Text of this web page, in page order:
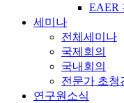
EAER
세미나
전체세미나
국제회의
국내회의
전문가 초청
연구원소식